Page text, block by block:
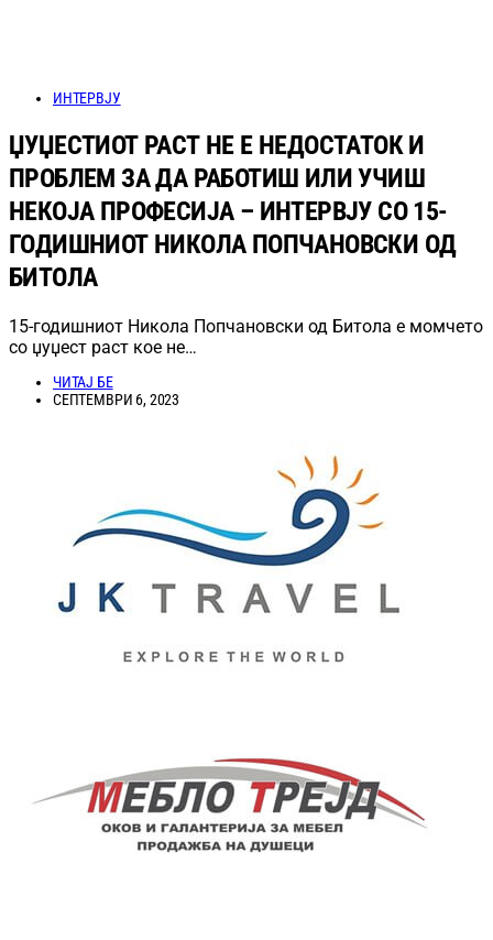
ИНТЕРВЈУ
ЏУЏЕСТИОТ РАСТ НЕ Е НЕДОСТАТОК И
ПРОБЛЕМ ЗА ДА РАБОТИШ ИЛИ УЧИШ
НЕКОЈА ПРОФЕСИЈА – ИНТЕРВЈУ СО 15-
ГОДИШНИОТ НИКОЛА ПОПЧАНОВСКИ ОД
БИТОЛА
15-годишниот Никола Попчановски од Битола е момчето
со џуџест раст кое не…
ЧИТАЈ БЕ
СЕПТЕМВРИ 6, 2023